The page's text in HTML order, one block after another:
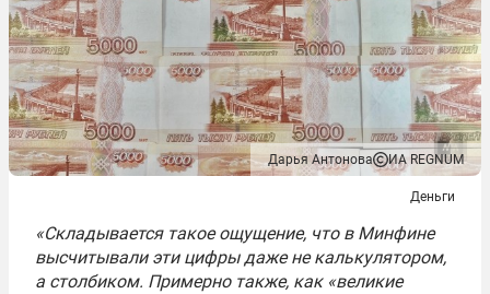
Дарья Антонова ИА REGNUM
Деньги
«Складывается такое ощущение, что в Минфине
высчитывали эти цифры даже не калькулятором,
а столбиком. Примерно также, как «великие